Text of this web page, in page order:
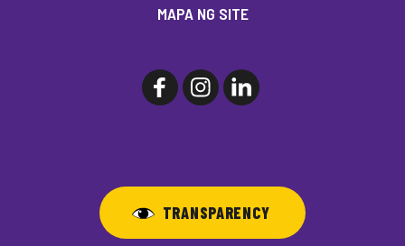
MAPA NG SITE
TRANSPARENCY